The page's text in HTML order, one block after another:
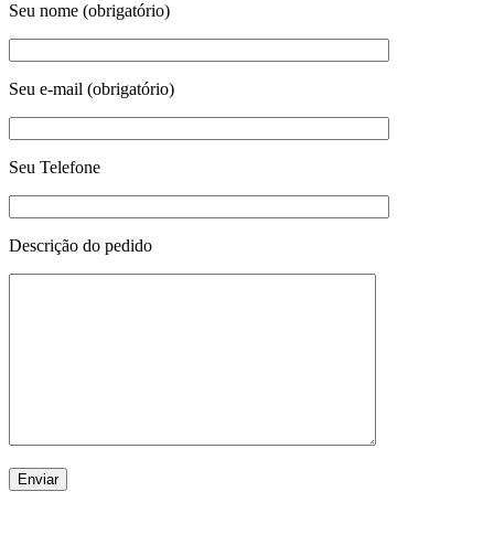
Seu nome (obrigatório)
Seu e-mail (obrigatório)
Seu Telefone
Descrição do pedido